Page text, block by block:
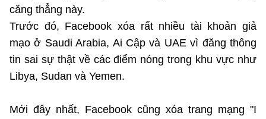
căng thẳng này.
Trước đó, Facebook xóa rất nhiều tài khoản giả
mạo ở Saudi Arabia, Ai Cập và UAE vì đăng thông
tin sai sự thật về các điểm nóng trong khu vực như
Libya, Sudan và Yemen.
Mới đây nhất, Facebook cũng xóa trang mạng "I